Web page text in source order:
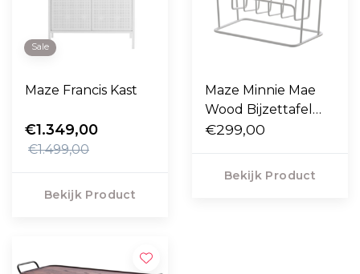
Sale
Maze Francis Kast
€1.349,00
€1.499,00
Bekijk Product
Maze Minnie Mae
Wood Bijzettafel
wit, essen
€299,00
Bekijk Product